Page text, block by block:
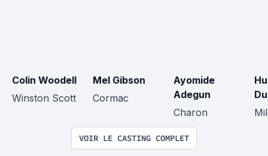
Colin Woodell
Winston Scott
Mel Gibson
Cormac
Ayomide
Adegun
Charon
VOIR LE CASTING COMPLET